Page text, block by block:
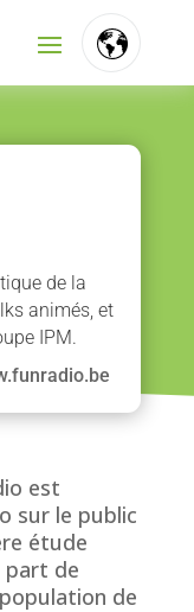
de la
animés, et
IPM.
est
sur le public
étude
part de
de